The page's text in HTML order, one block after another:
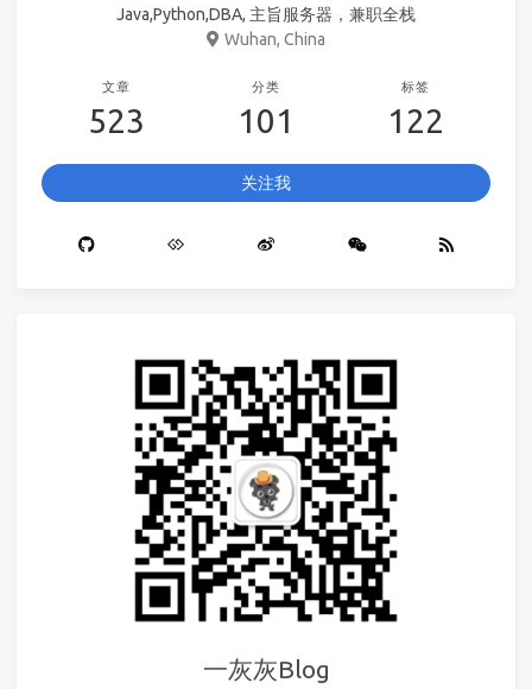
Java,Python,DBA, 主旨服务器，兼职全栈
Wuhan, China
文章
523
分类
101
标签
122
关注我
一灰灰Blog